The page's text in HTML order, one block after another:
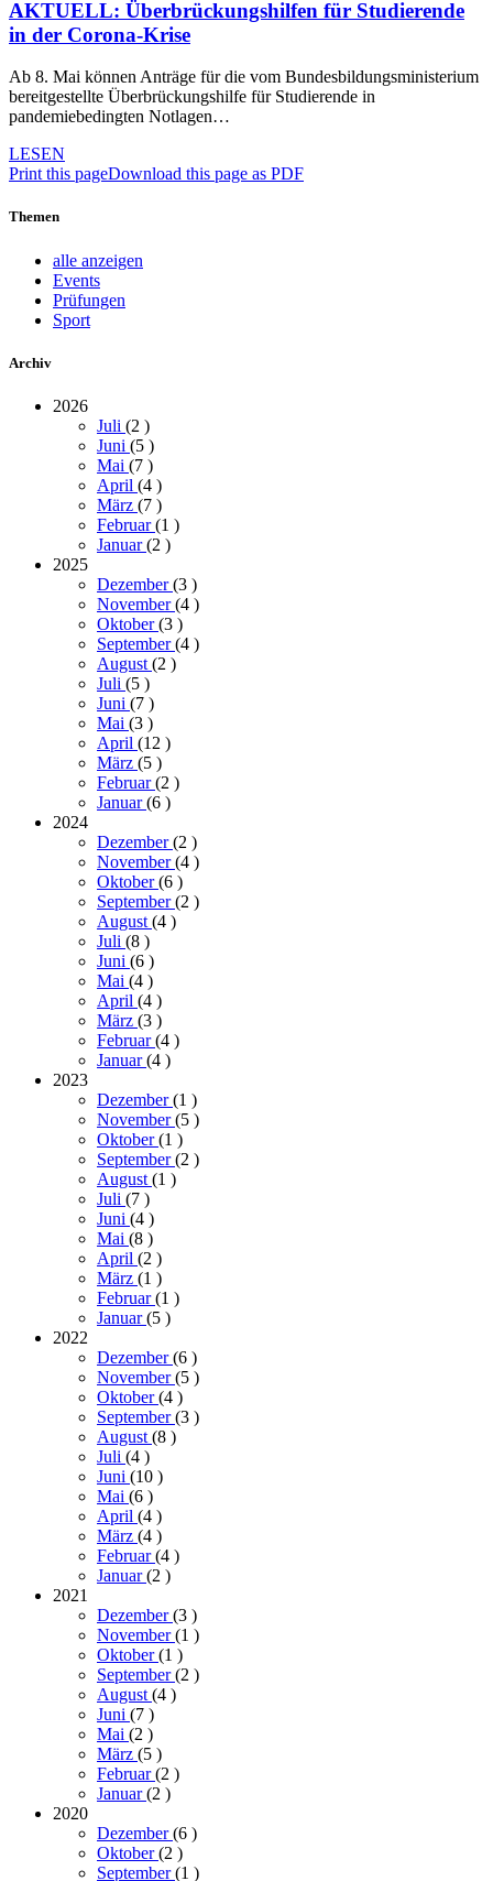
AKTUELL: Überbrückungshilfen für Studierende
in der Corona-Krise
Ab 8. Mai können Anträge für die vom Bundesbildungsministerium
bereitgestellte Überbrückungshilfe für Studierende in
pandemiebedingten Notlagen…
LESEN
Print this pageDownload this page as PDF
Themen
alle anzeigen
Events
Prüfungen
Sport
Archiv
2026
Juli (2 )
Juni (5 )
Mai (7 )
April (4 )
März (7 )
Februar(1 )
Januar(2 )
2025
Dezember(3 )
November(4 )
Oktober(3 )
September(4 )
August (2 )
Juli (5 )
Juni (7 )
Mai (3 )
April (12 )
März (5 )
Februar(2 )
Januar(6 )
2024
Dezember(2 )
November(4 )
Oktober(6 )
September(2 )
August (4 )
Juli (8 )
Juni (6 )
Mai (4 )
April (4 )
März (3 )
Februar(4 )
Januar(4 )
2023
Dezember(1 )
November(5 )
Oktober(1 )
September(2 )
August (1 )
Juli (7 )
Juni (4 )
Mai (8 )
April (2 )
März (1 )
Februar(1 )
Januar(5 )
2022
Dezember(6 )
November(5 )
Oktober(4 )
September(3 )
August (8 )
Juli (4 )
Juni (10 )
Mai (6 )
April (4 )
März (4 )
Februar(4 )
Januar(2 )
2021
Dezember(3 )
November(1 )
Oktober(1 )
September(2 )
August (4 )
Juni (7 )
Mai (2 )
März (5 )
Februar(2 )
Januar(2 )
2020
Dezember(6 )
Oktober(2 )
September(1 )